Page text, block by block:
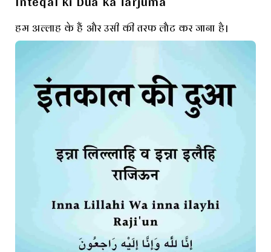
हम अल्लाह के हैं और उसी की तरफ लौट कर जाना है।